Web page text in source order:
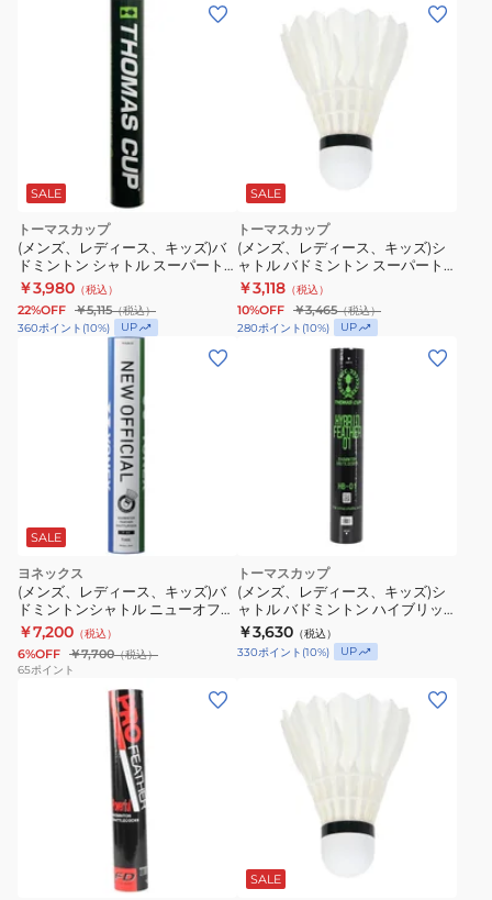
SALE
トーマスカップ
(メンズ、レディース、キッズ)バ
ドミントン シャトル スーパート
ーナメント(12個入) ST-6 自主練
￥3,980 （税込）
22%OFF ￥5,115（税込）
360ポイント (10%) UP
SALE
トーマスカップ
(メンズ、レディース、キッズ)シ
ャトル バドミントン スーパート
ーナメント9 ST-9
￥3,118 （税込）
10%OFF ￥3,465（税込）
280ポイント (10%) UP
SALE
ヨネックス
(メンズ、レディース、キッズ)バ
ドミントンシャトル ニューオフィ
シャル フェザー 水鳥試合球(12個
入) F-80 自主練
￥7,200 （税込）
6%OFF ￥7,700（税込）
65ポイント
トーマスカップ
(メンズ、レディース、キッズ)シ
ャトル バドミントン ハイブリッ
ドフェザー01 12個入り HB-01
￥3,630 （税込）
330ポイント (10%) UP
SALE